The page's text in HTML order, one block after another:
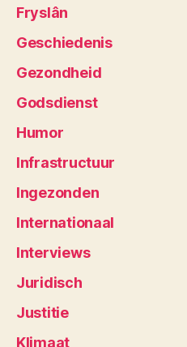
Fryslân
Geschiedenis
Gezondheid
Godsdienst
Humor
Infrastructuur
Ingezonden
Internationaal
Interviews
Juridisch
Justitie
Klimaat